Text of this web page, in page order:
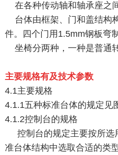
在各种传动轴和轴承座之
台体由框架、门和盖结构
件。四个门用1.5mm钢板弯
坐椅分两种，一种是普通
主要规格有及技术参数
4.1主要规格
4.1.1五种标准台体的规定见
4.1.2控制台的规格
控制台的规定主要按所选
准台体结构中选取合适的类